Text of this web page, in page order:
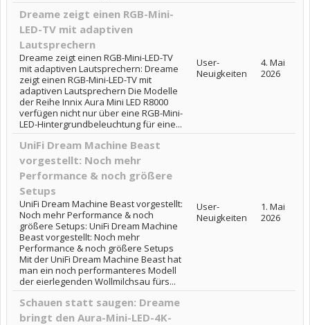
Dreame zeigt einen RGB-Mini-
LED-TV mit adaptiven
Lautsprechern
Dreame zeigt einen RGB-Mini-LED-TV
mit adaptiven Lautsprechern: Dreame
zeigt einen RGB-Mini-LED-TV mit
adaptiven Lautsprechern Die Modelle
der Reihe Innix Aura Mini LED R8000
verfügen nicht nur über eine RGB-Mini-
LED-Hintergrundbeleuchtung für eine...
User-
Neuigkeiten
4. Mai
2026
UniFi Dream Machine Beast
vorgestellt: Noch mehr
Performance & noch größere
Setups
UniFi Dream Machine Beast vorgestellt:
Noch mehr Performance & noch
größere Setups: UniFi Dream Machine
Beast vorgestellt: Noch mehr
Performance & noch größere Setups
Mit der UniFi Dream Machine Beast hat
man ein noch performanteres Modell
der eierlegenden Wollmilchsau fürs...
User-
Neuigkeiten
1. Mai
2026
Schauen statt saugen: Dreame
bringt den Aura-Mini-LED-4K-